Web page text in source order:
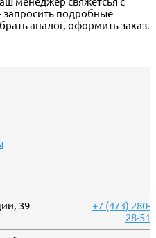
запросить подробные
аналог, оформить заказ.
39
+7 (473) 280-
28-51